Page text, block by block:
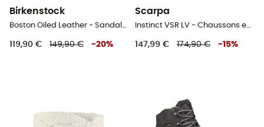
Birkenstock
Boston Oiled Leather - Sandales
119,90 € 149,90 € -20%
Scarpa
Instinct VSR LV - Chaussons escalade homme
147,99 € 174,90 € -15%